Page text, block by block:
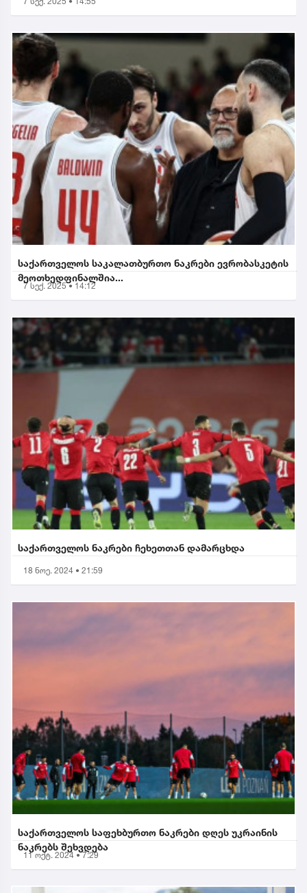
საქართველოს საკალათბურთო ნაკრები ევრობასკეტის
მეოთხედფინალშია...
7 სექ. 2025 • 14:12
საქართველოს ნაკრები ჩეხეთთან დამარცხდა
18 ნოე. 2024 • 21:59
საქართველოს საფეხბურთო ნაკრები დღეს უკრაინის
ნაკრებს შეხვდება
11 ოქტ. 2024 • 7:29